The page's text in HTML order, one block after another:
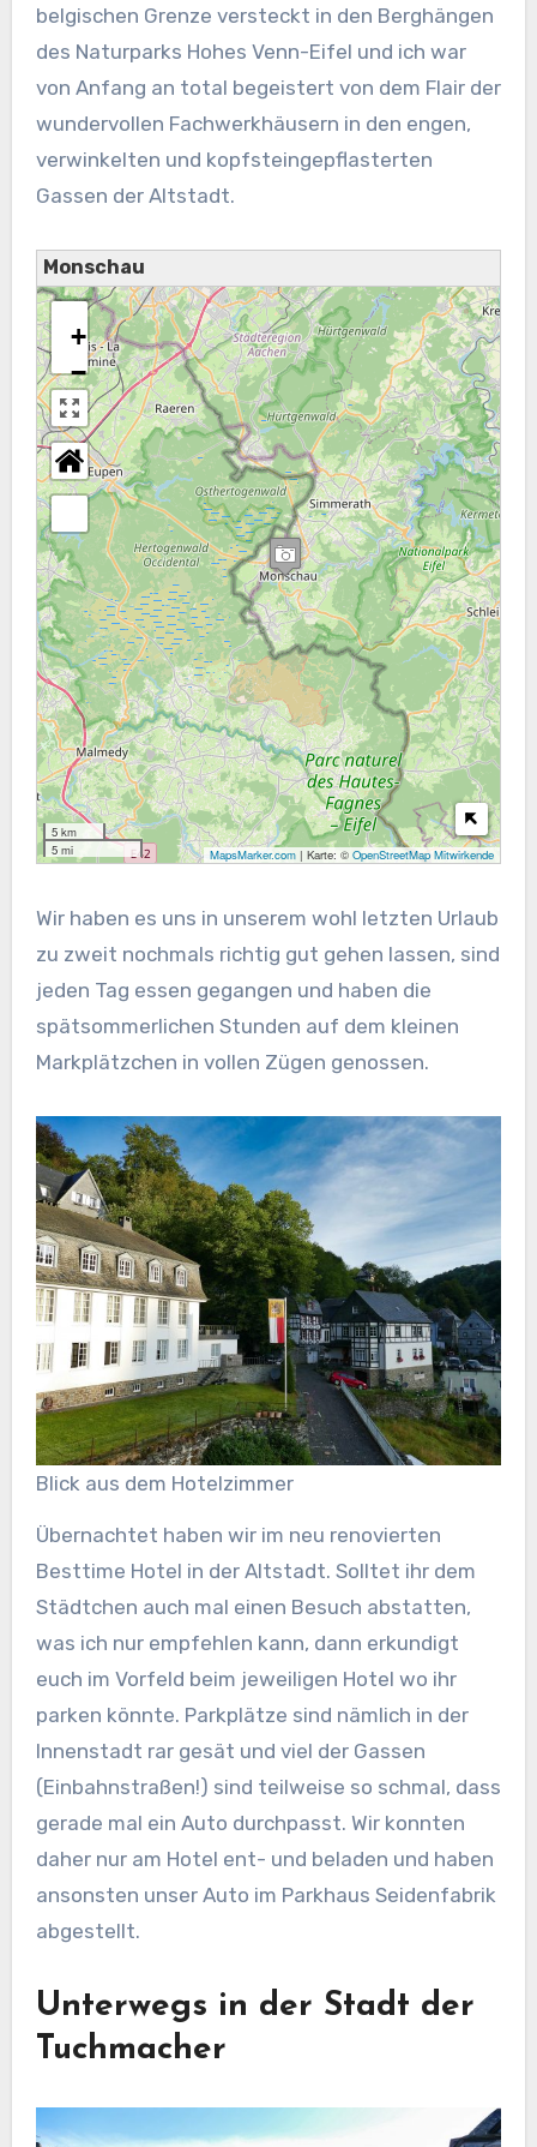
belgischen Grenze versteckt in den Berghängen
des Naturparks Hohes Venn-Eifel und ich war
von Anfang an total begeistert von dem Flair der
wundervollen Fachwerkhäusern in den engen,
verwinkelten und kopfsteingepflasterten
Gassen der Altstadt.
Monschau
+
−
5 km
5 mi
MapsMarker.com | Karte: ©OpenStreetMap Mitwirkende
Wir haben es uns in unserem wohl letzten Urlaub
zu zweit nochmals richtig gut gehen lassen, sind
jeden Tag essen gegangen und haben die
spätsommerlichen Stunden auf dem kleinen
Markplätzchen in vollen Zügen genossen.
Blick aus dem Hotelzimmer
Übernachtet haben wir im neu renovierten
Besttime Hotel in der Altstadt. Solltet ihr dem
Städtchen auch mal einen Besuch abstatten,
was ich nur empfehlen kann, dann erkundigt
euch im Vorfeld beim jeweiligen Hotel wo ihr
parken könnte. Parkplätze sind nämlich in der
Innenstadt rar gesät und viel der Gassen
(Einbahnstraßen!) sind teilweise so schmal, dass
gerade mal ein Auto durchpasst. Wir konnten
daher nur am Hotel ent- und beladen und haben
ansonsten unser Auto im Parkhaus Seidenfabrik
abgestellt.
Unterwegs in der Stadt der
Tuchmacher